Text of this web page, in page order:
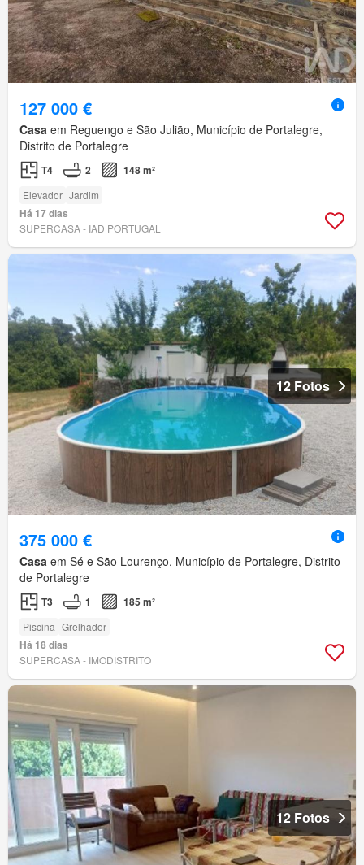
127 000 €
Casa em Reguengo e São Julião, Município de Portalegre,
Distrito de Portalegre
T4 2 148 m²
Elevador Jardim
Há 17 dias
SUPERCASA - IAD PORTUGAL
12 Fotos
375 000 €
Casa em Sé e São Lourenço, Município de Portalegre, Distrito
de Portalegre
T3 1 185 m²
Piscina Grelhador
Há 18 dias
SUPERCASA - IMODISTRITO
12 Fotos